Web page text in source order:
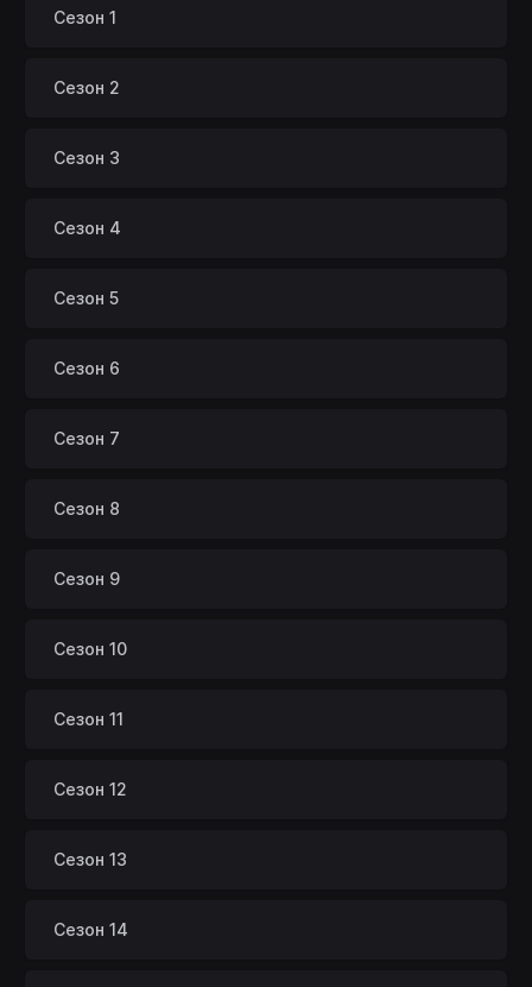
Сезон 1
Сезон 2
Сезон 3
Сезон 4
Сезон 5
Сезон 6
Сезон 7
Сезон 8
Сезон 9
Сезон 10
Сезон 11
Сезон 12
Сезон 13
Сезон 14